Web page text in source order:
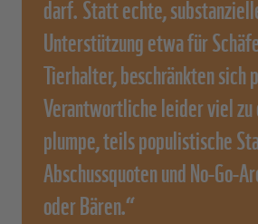
darf. Statt echte,
Unterstützung etwa für
Tierhalter, beschränkten sich
Verantwortliche leider viel
plumpe, teils populistische
Abschussquoten und No-Go-
oder Bären.“